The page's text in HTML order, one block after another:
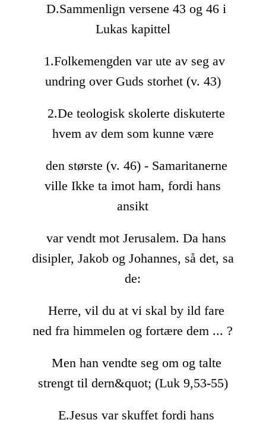
D.Sammenlign versene 43 og 46 i
Lukas kapittel
1.Folkemengden var ute av seg av
undring over Guds storhet (v. 43)
2.De teologisk skolerte diskuterte
hvem av dem som kunne være
den største (v. 46) - Samaritanerne
ville Ikke ta imot ham, fordi hans
ansikt
var vendt mot Jerusalem. Da hans
disipler, Jakob og Johannes, så det, sa
de:
Herre, vil du at vi skal by ild fare
ned fra himmelen og fortære dem ... ?
Men han vendte seg om og talte
strengt til dern&quot; (Luk 9,53-55)
E.Jesus var skuffet fordi hans